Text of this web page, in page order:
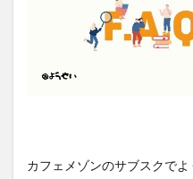
カフェメゾンのサブスクで